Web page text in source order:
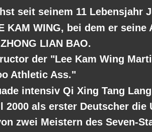
seit seinem 11 Lebensjahr
KAM WING, bei dem er
LIAN BAO.
der "Lee Kam Wing
Athletic Ass."
intensiv Qi Xing Tang
2000 als erster Deutscher
zwei Meistern des Seven-